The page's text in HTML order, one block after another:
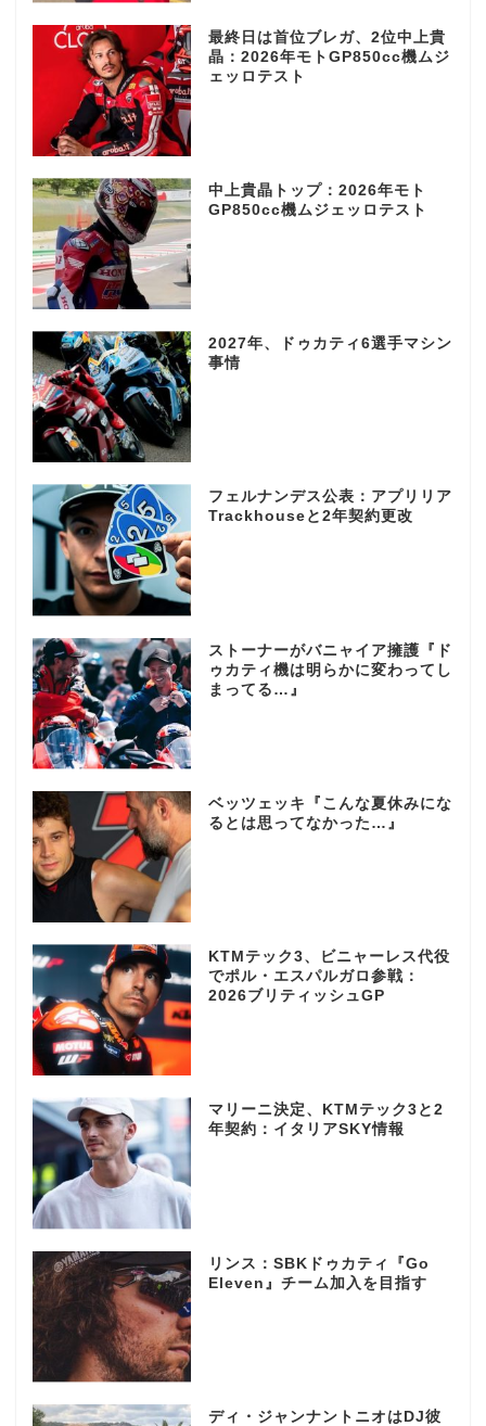
最終日は首位ブレガ、2位中上貴
晶：2026年モトGP850cc機ムジ
ェッロテスト
中上貴晶トップ：2026年モト
GP850cc機ムジェッロテスト
2027年、ドゥカティ6選手マシン
事情
フェルナンデス公表：アプリリア
Trackhouseと2年契約更改
ストーナーがバニャイア擁護『ド
ゥカティ機は明らかに変わってし
まってる…』
ベッツェッキ『こんな夏休みにな
るとは思ってなかった…』
KTMテック3、ビニャーレス代役
でポル・エスパルガロ参戦：
2026ブリティッシュGP
マリーニ決定、KTMテック3と2
年契約：イタリアSKY情報
リンス：SBKドゥカティ『Go
Eleven』チーム加入を目指す
ディ・ジャンナントニオはDJ彼